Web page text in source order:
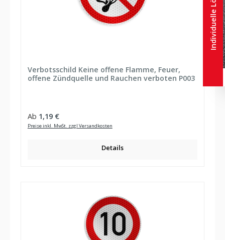
Verbotsschild Keine offene Flamme, Feuer,
offene Zündquelle und Rauchen verboten P003
Regulärer Preis:
Ab 1,19 €
Preise inkl. MwSt. zzgl Versandkosten
Details